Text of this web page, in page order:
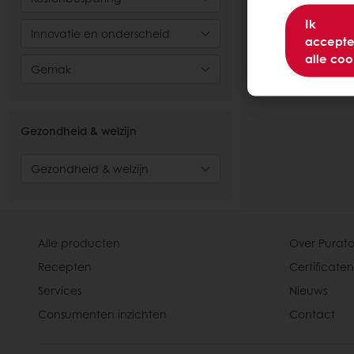
Innovatie en onderscheid
Gemak
Gezondheid & welzijn
Gezondheid & welzijn
Lees meer
Ik
alle
Alle producten
Recepten
Services
Consumenten inzichten
Over
Certificaten
Nieuws
Contact